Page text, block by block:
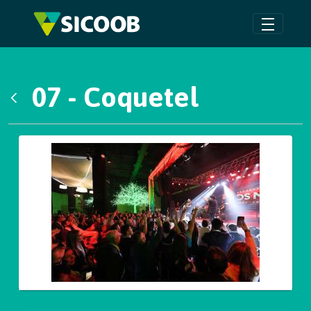
Pular para o Conteúdo principal
07 - Coquetel
Galeria de Mídias